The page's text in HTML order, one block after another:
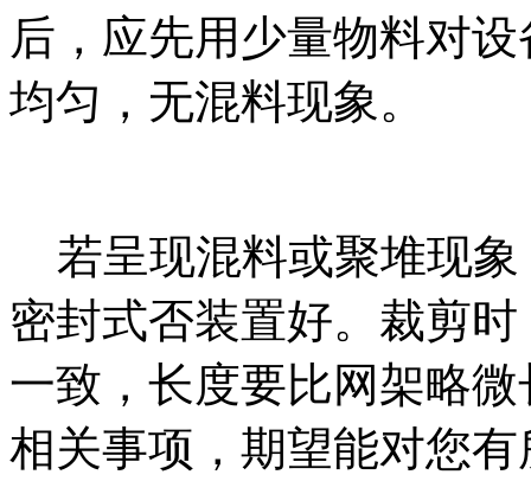
后，应先用少量物料对
均匀，无混料现象。
若呈现混料或聚堆现象
密封式否装置好。裁剪
一致，长度要比网架略
相关事项，期望能对您